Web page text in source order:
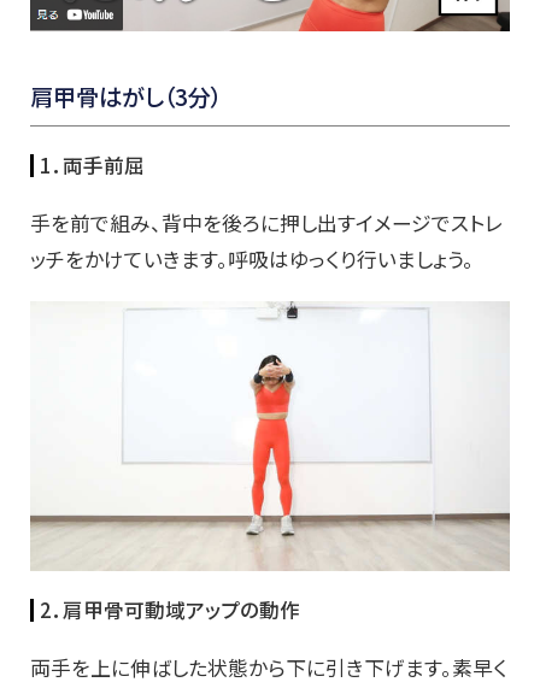
肩甲骨はがし（3分）
1．両手前屈
手を前で組み、背中を後ろに押し出すイメージでストレ
ッチをかけていきます。呼吸はゆっくり行いましょう。
2．肩甲骨可動域アップの動作
両手を上に伸ばした状態から下に引き下げます。素早く